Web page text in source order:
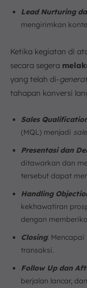
Lead Nurturing
mengirimkan
Ketika kegiatan di
secara segera
yang telah di-
tahapan konversi
Sales
(MQL) menjadi
Presentasi dan
ditawarkan dan
tersebut dapat
Handling
kekhawatiran
dengan
Closing:
transaksi.
Follow Up dan
berjalan lancar,